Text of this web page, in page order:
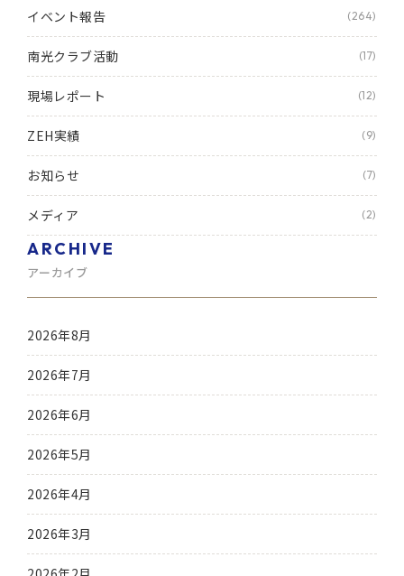
イベント報告 (264)
南光クラブ活動 (17)
現場レポート (12)
ZEH実績 (9)
お知らせ (7)
メディア (2)
ARCHIVE
アーカイブ
2026年8月
2026年7月
2026年6月
2026年5月
2026年4月
2026年3月